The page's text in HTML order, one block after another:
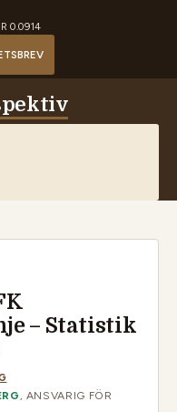
0.0914
– Statistik
, ANSVARIG FÖR